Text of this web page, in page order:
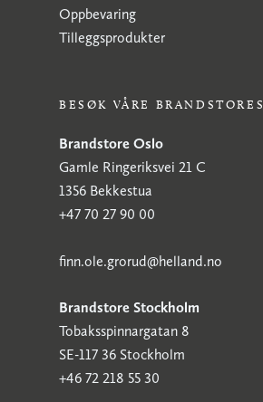
Oppbevaring
Tilleggsprodukter
BESØK VÅRE BRANDSTORES
Brandstore Oslo
Gamle Ringeriksvei 21 C
1356 Bekkestua
+47 70 27 90 00
finn.ole.grorud@helland.no
Brandstore Stockholm
Tobaksspinnargatan 8
SE-117 36 Stockholm
+46 72 218 55 30